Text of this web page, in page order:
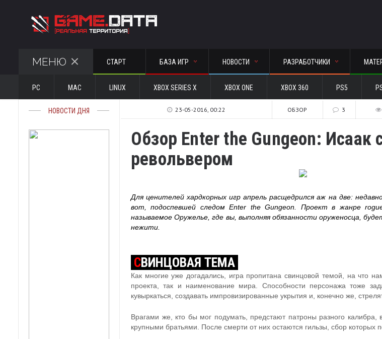
МЕНЮ СТАРТ БАЗА ИГР НОВОСТИ РАЗРАБОТЧИКИ
PC MAC LINUX XBOX SERIES X XBOX ONE XBOX 360 PS5
НОВОСТИ ДНЯ 23-05-2016, 00:22 ОБЗОР 3
Обзор Enter the Gungeon: Исаак
револьвером
Для ценителей хардкорных игр апрель расщедрился аж на две:
вот, подоспевшей следом Enter the Gungeon. Проект в жанре
называемое Оружелье, где вы, выполняя обязанности оруженосца,
нежити.
СВИНЦОВАЯ ТЕМА
Как многие уже догадались, игра пропитана свинцовой темой, на что
проекта, так и наименование мира. Способности персонажа тоже
кувыркаться, создавать импровизированные укрытия и, конечно же,
Врагами же, кто бы мог подумать, предстают патроны разного
крупными братьями. После смерти от них остаются гильзы, сбор которых